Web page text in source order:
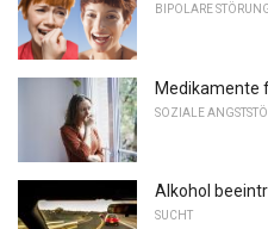
BIPOLARE
Medikamente
SOZIALE
Alkohol
SUCHT